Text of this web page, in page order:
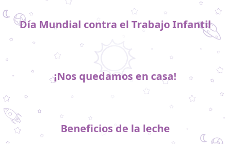
Día Mundial contra el Trabajo Infantil
¡Nos quedamos en casa!
Beneficios de la leche